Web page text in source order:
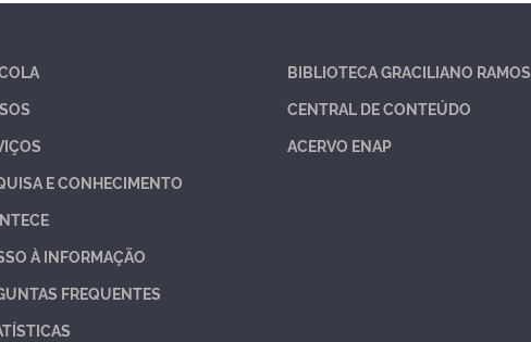
E CONHECIMENTO
À INFORMAÇÃO
FREQUENTES
BIBLIOTECA GRACILIANO RAMOS
CENTRAL DE CONTEÚDO
ACERVO ENAP